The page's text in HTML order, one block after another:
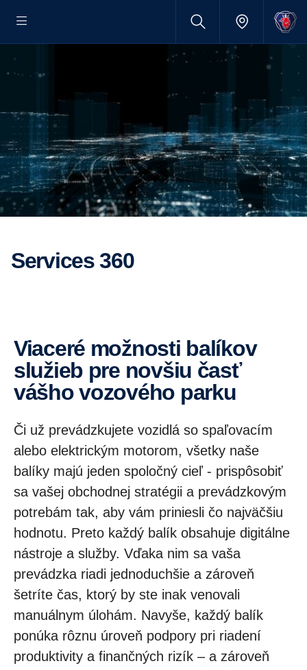
Services 360
Viaceré možnosti balíkov
služieb pre novšiu časť
vášho vozového parku
Či už prevádzkujete vozidlá so spaľovacím
alebo elektrickým motorom, všetky naše
balíky majú jeden spoločný cieľ - prispôsobiť
sa vašej obchodnej stratégii a prevádzkovým
potrebám tak, aby vám priniesli čo najväčšiu
hodnotu. Preto každý balík obsahuje digitálne
nástroje a služby. Vďaka nim sa vaša
prevádzka riadi jednoduchšie a zároveň
šetríte čas, ktorý by ste inak venovali
manuálnym úlohám. Navyše, každý balík
ponúka rôznu úroveň podpory pri riadení
produktivity a finančných rizík – a zároveň